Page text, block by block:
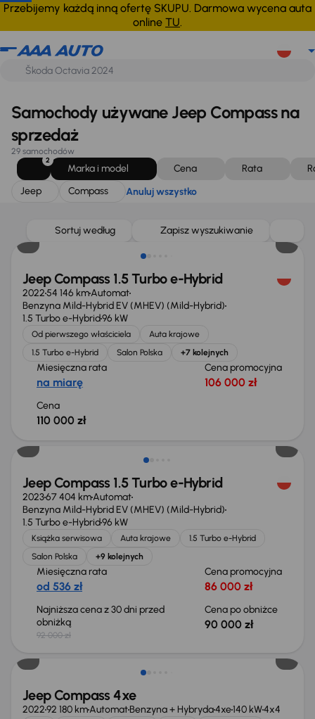
Przebijemy każdą inną ofertę SKUPU. Darmowa wycena auta
online TU.
Jeep Compass Anuluj wszystko
Samochody używane Jeep Compass na
sprzedaż
29 samochodów
2
Marka i model Cena Rata
Jeep
Compass Anuluj wszystko
Sortuj według Zapisz wyszukiwanie
Możliwość odliczenia VAT
Jeep Compass 1.5 Turbo e-Hybrid
202254 146 kmAutomat
Benzyna Mild-Hybrid EV (MHEV) (Mild-Hybrid)
1.5 Turbo e-Hybrid96 kW
Od pierwszego właściciela
Auta krajowe
1.5 Turbo e-Hybrid
Salon Polska +7 kolejnych
Miesięczna rata
na miarę
Cena promocyjna
106 000 zł
Cena
110 000 zł
Jeep Compass 1.5 Turbo e-Hybrid
202367 404 kmAutomat
Benzyna Mild-Hybrid EV (MHEV) (Mild-Hybrid)
1.5 Turbo e-Hybrid96 kW
Książka serwisowa Auta krajowe
1.5 Turbo e-Hybrid
Salon Polska
+9 kolejnych
Miesięczna rata
od 536 zł
Cena promocyjna
86 000 zł
Najniższa cena z 30 dni przed
obniżką
92 000 zł
Cena po obniżce
90 000 zł
Taniej o 1 000 zł
Jeep Compass 4xe
202292 180 kmAutomatBenzyna + Hybryda4xe140 kW4x4